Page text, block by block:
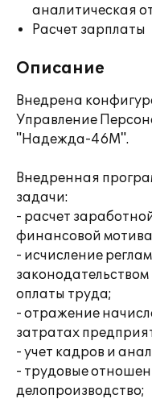
аналитическая
Расчет зарплаты
Описание
Внедрена
Управление
"Надежда-46М".
Внедренная
задачи:
- расчет
финансовой
- исчисление
оплаты труда;
- отражение
затратах
- учет кадров и
- трудовые
делопроизводство;